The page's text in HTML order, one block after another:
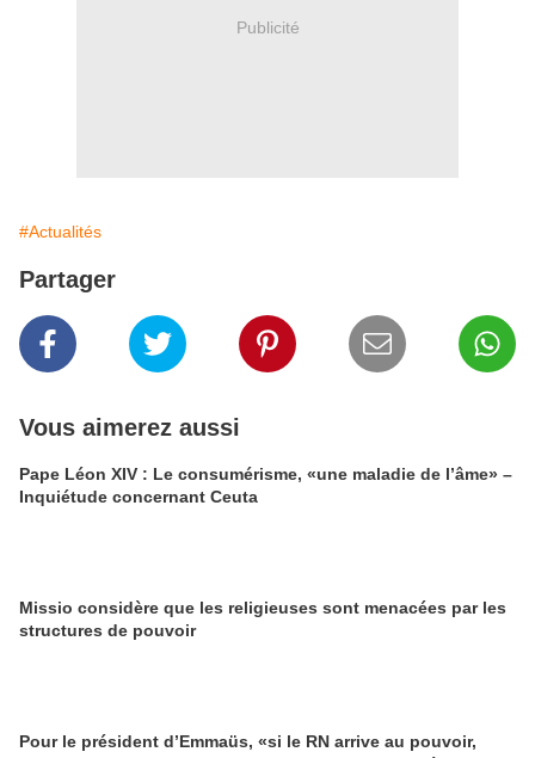
Publicité
#Actualités
Partager
Vous aimerez aussi
Pape Léon XIV : Le consumérisme, «une maladie de l’âme» –
Inquiétude concernant Ceuta
Missio considère que les religieuses sont menacées par les
structures de pouvoir
Pour le président d’Emmaüs, «si le RN arrive au pouvoir,